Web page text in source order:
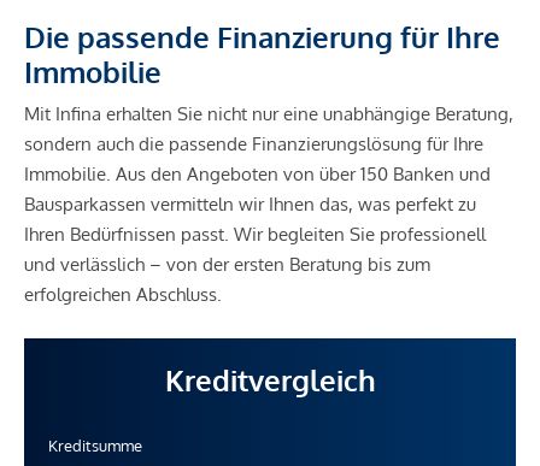
Die passende Finanzierung für Ihre
Immobilie
Mit Infina erhalten Sie nicht nur eine unabhängige Beratung,
sondern auch die passende Finanzierungslösung für Ihre
Immobilie. Aus den Angeboten von über 150 Banken und
Bausparkassen vermitteln wir Ihnen das, was perfekt zu
Ihren Bedürfnissen passt. Wir begleiten Sie professionell
und verlässlich – von der ersten Beratung bis zum
erfolgreichen Abschluss.
Kreditvergleich
Kreditsumme